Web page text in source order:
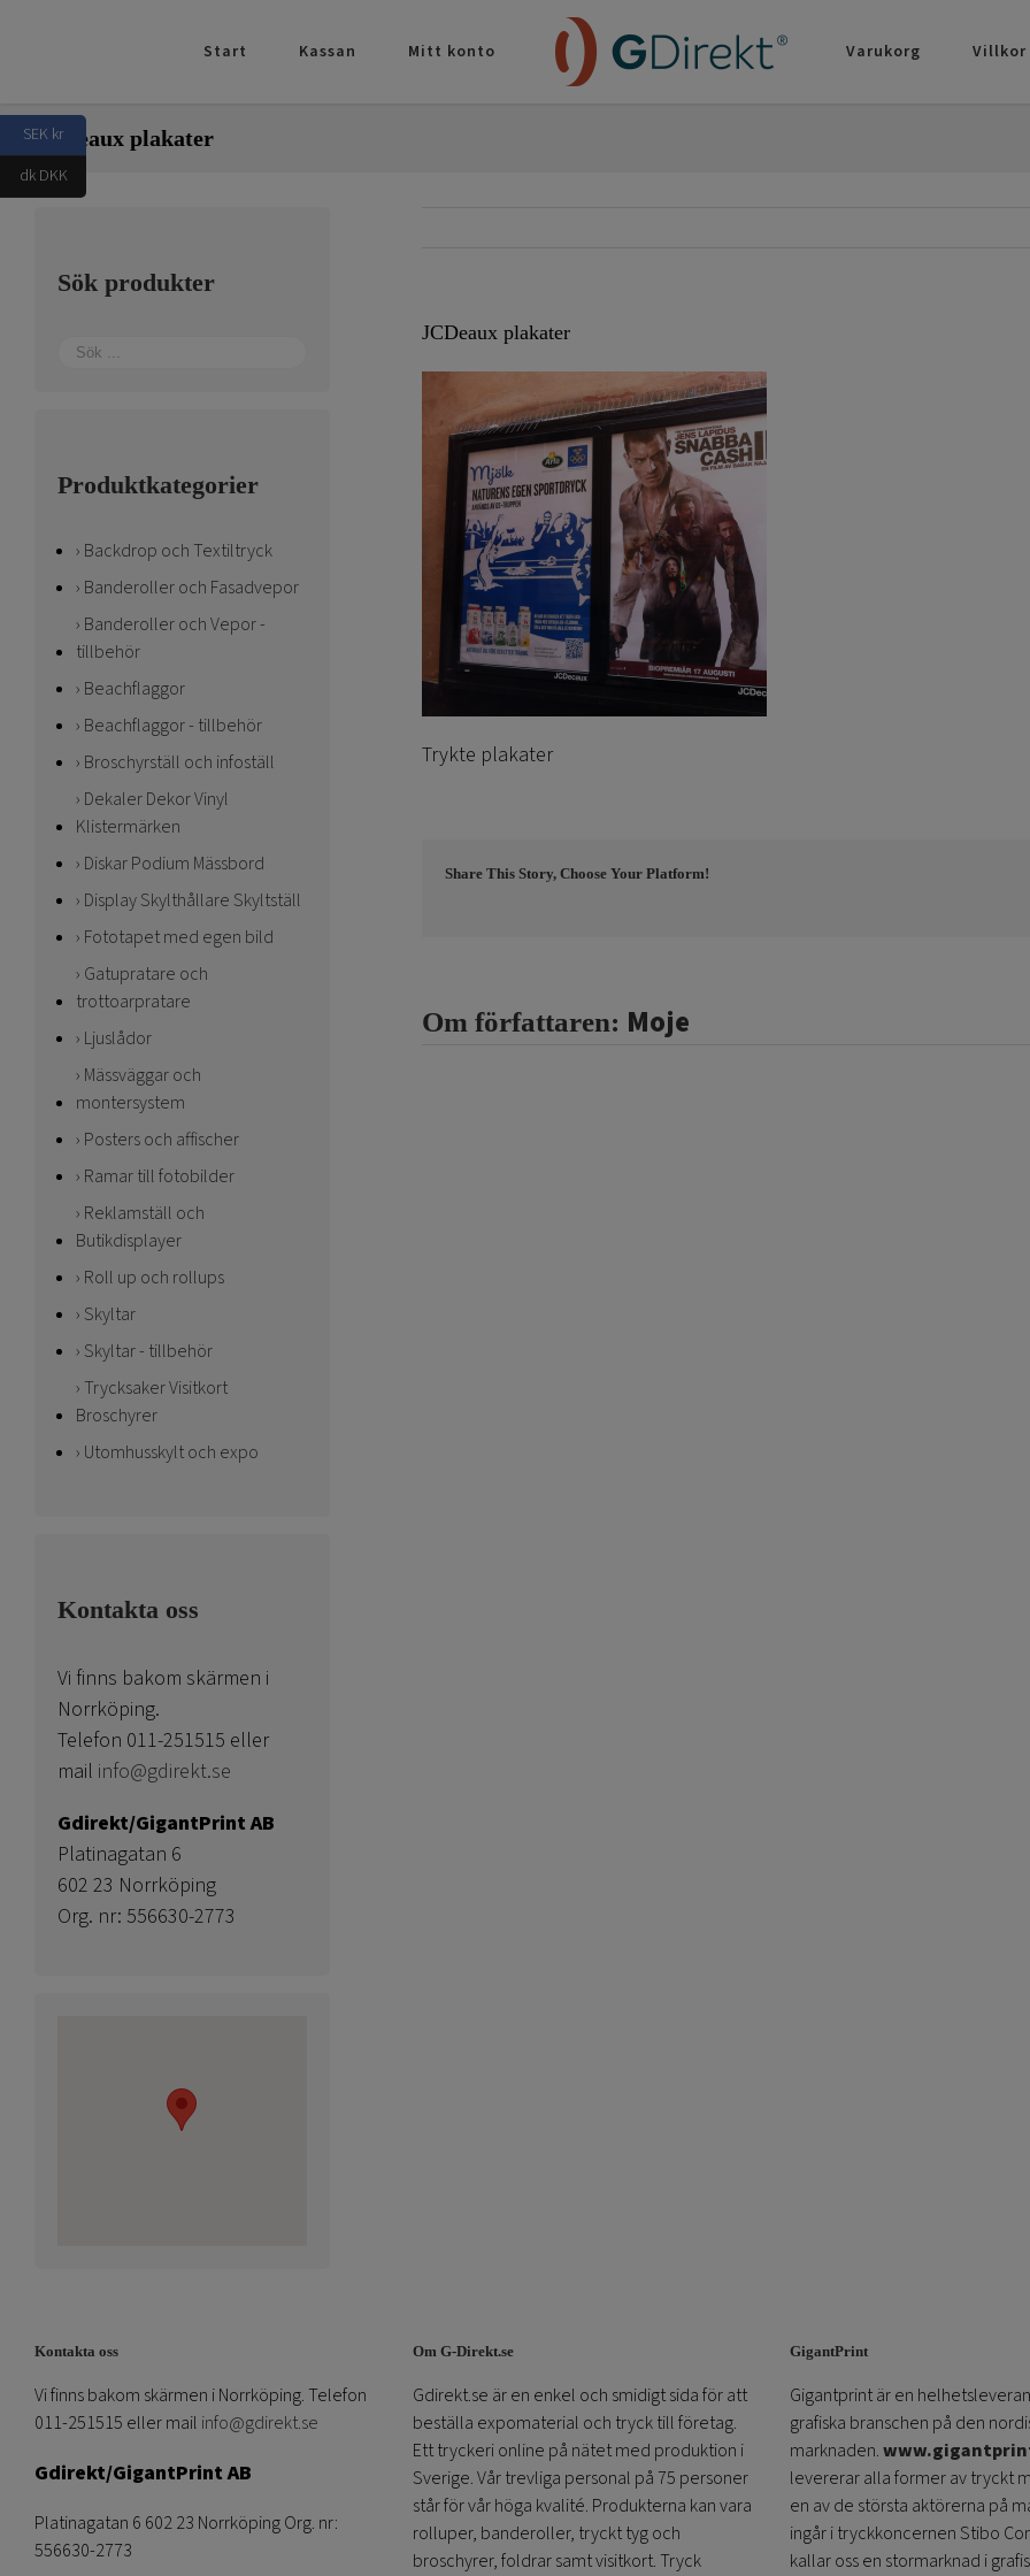
Start Kassan Mitt konto Varukorg Villkor
JCDeaux plakater
JCDeaux plakater
Trykte plakater
Share This Story, Choose Your Platform!
Om författaren: Moje
Sök produkter
Produktkategorier
Backdrop och Textiltryck
Banderoller och Fasadvepor
Banderoller och Vepor -
tillbehör
Beachflaggor
Beachflaggor - tillbehör
Broschyrställ och infoställ
Dekaler Dekor Vinyl
Klistermärken
Diskar Podium Mässbord
Display Skylthållare Skyltställ
Fototapet med egen bild
Gatupratare och
trottoarpratare
Ljuslådor
Mässväggar och
montersystem
Posters och affischer
Ramar till fotobilder
Reklamställ och
Butikdisplayer
Roll up och rollups
Skyltar
Skyltar - tillbehör
Trycksaker Visitkort
Broschyrer
Utomhusskylt och expo
Kontakta oss
Vi finns bakom skärmen i
Norrköping.
Telefon 011-251515 eller
mail info@gdirekt.se
Gdirekt/GigantPrint AB
Platinagatan 6
602 23 Norrköping
Org. nr: 556630-2773
Kontakta oss
Vi finns bakom skärmen i Norrköping. Telefon
011-251515 eller mail info@gdirekt.se
Gdirekt/GigantPrint AB
Platinagatan 6 602 23 Norrköping Org. nr:
556630-2773
Om G-Direkt.se
Gdirekt.se är en enkel och smidigt sida för att
beställa expomaterial och tryck till företag.
Ett tryckeri online på nätet med produktion i
Sverige. Vår trevliga personal på 75 personer
står för vår höga kvalité. Produkterna kan vara
rolluper, banderoller, tryckt tyg och
broschyrer, foldrar samt visitkort. Tryck
GigantPrint
Gigantprint är en
grafiska branschen på den
marknaden.
levererar alla former av tryckt
en av de största aktörerna på
ingår i tryckkoncernen Stibo
kallar oss en stormarknad i
SEK kr
dk DKK